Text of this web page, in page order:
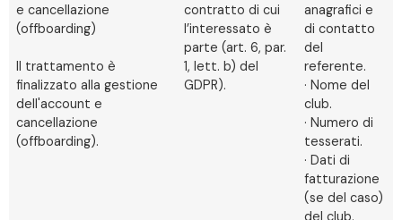
e cancellazione
(offboarding)
Il trattamento è
finalizzato alla gestione
dell'account e
cancellazione
(offboarding).
contratto di cui
l’interessato è
parte (art. 6, par.
1, lett. b) del
GDPR).
anagrafici e
di contatto
del
referente.
· Nome del
club.
· Numero di
tesserati.
· Dati di
fatturazione
(se del caso)
del club.